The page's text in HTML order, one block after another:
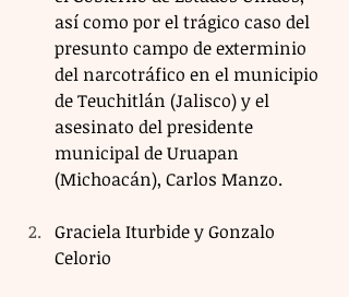
así como por el trágico caso del
presunto campo de exterminio
del narcotráfico en el municipio
de Teuchitlán (Jalisco) y el
asesinato del presidente
municipal de Uruapan
(Michoacán), Carlos Manzo.
Graciela Iturbide y Gonzalo
Celorio